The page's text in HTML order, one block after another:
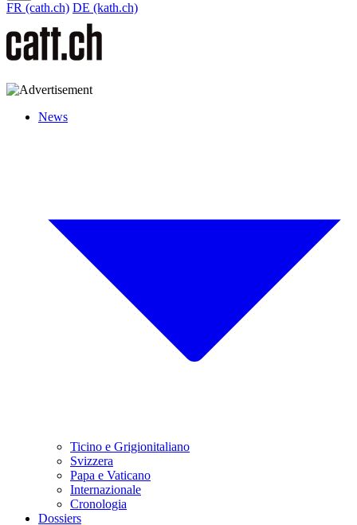
FR (cath.ch) DE (kath.ch)
News
Ticino e Grigionitaliano
Svizzera
Papa e Vaticano
Internazionale
Cronologia
Dossiers